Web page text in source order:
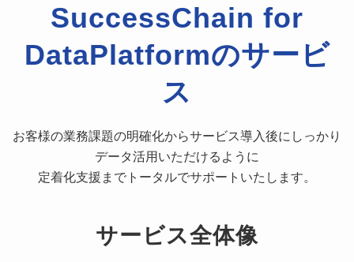
SuccessChain for
DataPlatformのサービ
ス
お客様の業務課題の明確化からサービス導入後にしっかり
データ活用いただけるように
定着化支援までトータルでサポートいたします。
サービス全体像